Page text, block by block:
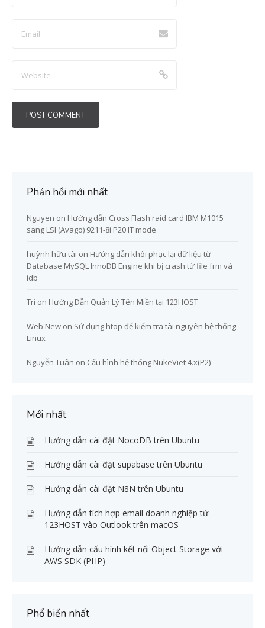
Phản hồi mới nhất
Nguyen on Hướng dẫn Cross Flash raid card IBM M1015
sang LSI (Avago) 9211-8i P20 IT mode
huỳnh hữu tài on Hướng dẫn khôi phục lại dữ liệu từ
Database MySQL InnoDB Engine khi bị crash từ file frm và
idb
Tri on Hướng Dẫn Quản Lý Tên Miền tại 123HOST
Web New on Sử dụng htop để kiểm tra tài nguyên hệ thống
Linux
Nguyễn Tuân on Cấu hình hệ thống NukeViet 4.x(P2)
Mới nhất
Hướng dẫn cài đặt NocoDB trên Ubuntu
Hướng dẫn cài đặt supabase trên Ubuntu
Hướng dẫn cài đặt N8N trên Ubuntu
Hướng dẫn tích hợp email doanh nghiệp từ
123HOST vào Outlook trên macOS
Hướng dẫn cấu hình kết nối Object Storage với
AWS SDK (PHP)
Phổ biến nhất